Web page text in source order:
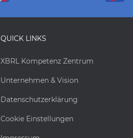
QUICK LINKS
XBRL Kompetenz Zentrum
Unternehmen & Vision
Datenschutzerklärung
Cookie Einstellungen